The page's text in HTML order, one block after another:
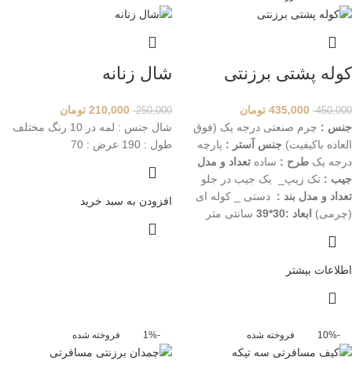
کوله پشتی برزنتی
450,000
435,000 تومان
جنس : چرم صنعتی درجه یک (فوق
العاده باکیفیت) جنس آستر : پارچه
درجه یک طرح : ساده تعداد و مدل
جیب : تک زیپ_ یک جیب در جلو
تعداد و مدل بند : دستی _ کوله ای
(چرمی) ابعاد :30*39 سانتی متر
اطلاعات بیشتر
شال زنانه
250,000
210,000 تومان
شال جنس : لمه در 10 رنگ مختلف
طول : 190 عرض : 70
افزودن به سبد خرید
-10% فروخته شده -1% فروخته شده